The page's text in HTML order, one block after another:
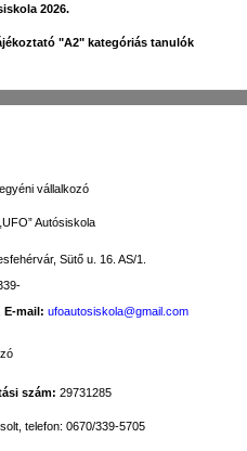
2026.
"A2" kategóriás tanulók
vállalkozó
„UFO” Autósiskola
Sütő u. 16. AS/1.
E-mail: ufoautosiskola@gmail.com
szám: 29731285
telefon: 0670/339-5705